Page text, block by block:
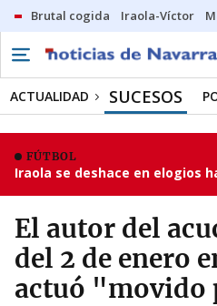
Brutal cogida Iraola-Víctor
ACTUALIDAD SUCESOS
FÚTBOL
Iraola se deshace en elogios
El autor del
del 2 de enero
actuó "movido